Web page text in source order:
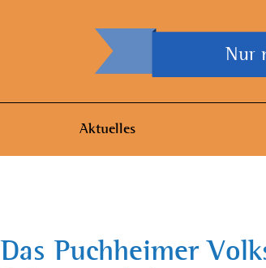
Nur
Aktuelles
Das Puchheimer